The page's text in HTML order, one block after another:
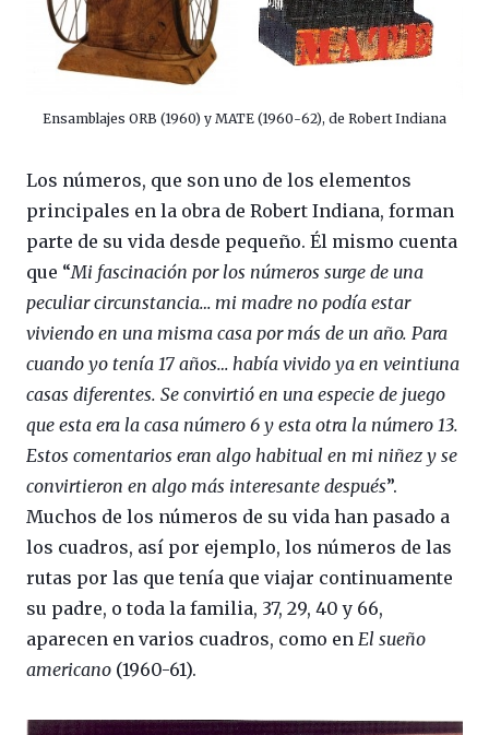
Ensamblajes ORB (1960) y MATE (1960-62), de Robert Indiana
Los números, que son uno de los elementos
principales en la obra de Robert Indiana, forman
parte de su vida desde pequeño. Él mismo cuenta
que “Mi fascinación por los números surge de una
peculiar circunstancia… mi madre no podía estar
viviendo en una misma casa por más de un año. Para
cuando yo tenía 17 años… había vivido ya en veintiuna
casas diferentes. Se convirtió en una especie de juego
que esta era la casa número 6 y esta otra la número 13.
Estos comentarios eran algo habitual en mi niñez y se
convirtieron en algo más interesante después”.
Muchos de los números de su vida han pasado a
los cuadros, así por ejemplo, los números de las
rutas por las que tenía que viajar continuamente
su padre, o toda la familia, 37, 29, 40 y 66,
aparecen en varios cuadros, como en El sueño
americano (1960-61).